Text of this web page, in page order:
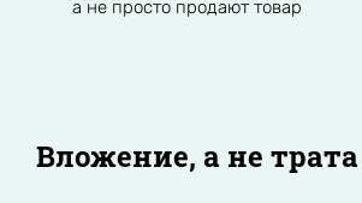
а не просто продают товар
Вложение, а не трата